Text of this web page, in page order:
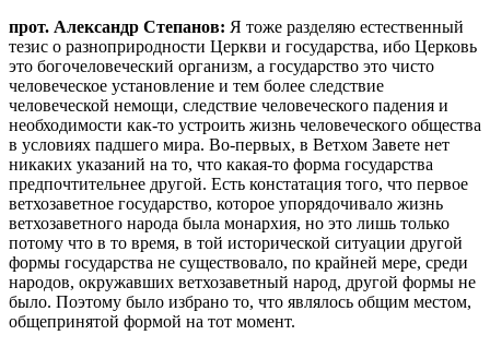
прот. Александр Степанов: Я тоже разделяю естественный
тезис о разноприродности Церкви и государства, ибо Церковь
это богочеловеческий организм, а государство это чисто
человеческое установление и тем более следствие
человеческой немощи, следствие человеческого падения и
необходимости как-то устроить жизнь человеческого общества
в условиях падшего мира. Во-первых, в Ветхом Завете нет
никаких указаний на то, что какая-то форма государства
предпочтительнее другой. Есть констатация того, что первое
ветхозаветное государство, которое упорядочивало жизнь
ветхозаветного народа была монархия, но это лишь только
потому что в то время, в той исторической ситуации другой
формы государства не существовало, по крайней мере, среди
народов, окружавших ветхозаветный народ, другой формы не
было. Поэтому было избрано то, что являлось общим местом,
общепринятой формой на тот момент.